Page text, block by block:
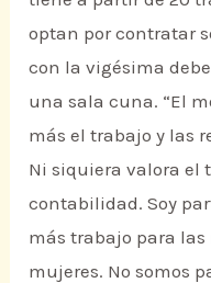
optan por contratar
con la vigésima
una sala cuna. “El
más el trabajo y las
Ni siquiera valora el
contabilidad. Soy
más trabajo para
mujeres. No somos